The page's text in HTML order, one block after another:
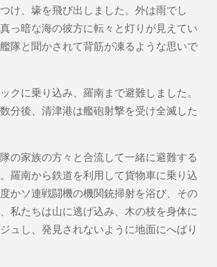
け、壕を飛び出しました。外は雨でし
っ暗な海の彼方に転々と灯りが見えてい
隊と聞かされて背筋が凍るような思いで
クに乗り込み、羅南まで避難しました。
分後、清津港は艦砲射撃を受け全滅した
の家族の方々と合流して一緒に避難する
羅南から鉄道を利用して貨物車に乗り込
かソ連戦闘機の機関銃掃射を浴び、その
私たちは山に逃げ込み、木の枝を身体に
ュし、発見されないように地面にへばり